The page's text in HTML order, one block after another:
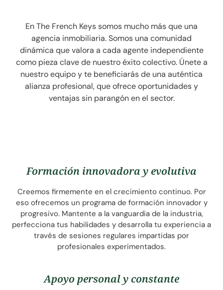
En The French Keys somos mucho más que una
agencia inmobiliaria. Somos una comunidad
dinámica que valora a cada agente independiente
como pieza clave de nuestro éxito colectivo. Únete a
nuestro equipo y te beneficiarás de una auténtica
alianza profesional, que ofrece oportunidades y
ventajas sin parangón en el sector.
Formación innovadora y evolutiva
Creemos firmemente en el crecimiento continuo. Por
eso ofrecemos un programa de formación innovador y
progresivo. Mantente a la vanguardia de la industria,
perfecciona tus habilidades y desarrolla tu experiencia a
través de sesiones regulares impartidas por
profesionales experimentados.
Apoyo personal y constante